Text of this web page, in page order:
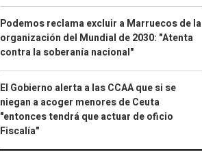
Podemos reclama excluir a Marruecos de la
organización del Mundial de 2030: "Atenta
contra la soberanía nacional"
El Gobierno alerta a las CCAA que si se
niegan a acoger menores de Ceuta
"entonces tendrá que actuar de oficio
Fiscalía"